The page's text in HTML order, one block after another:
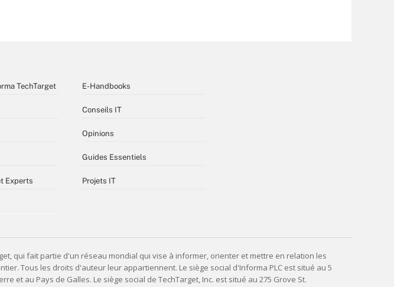
TechTarget
Experts
E-Handbooks
Conseils IT
Opinions
Guides Essentiels
Projets IT